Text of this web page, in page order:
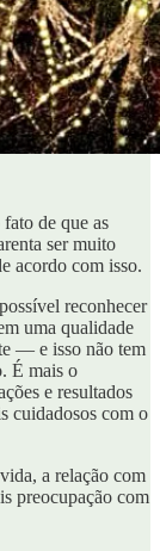
de que as
ser muito
acordo com isso.
reconhecer
uma qualidade
— e isso não tem
É mais o
e resultados
cuidadosos com o
a relação com
preocupação com